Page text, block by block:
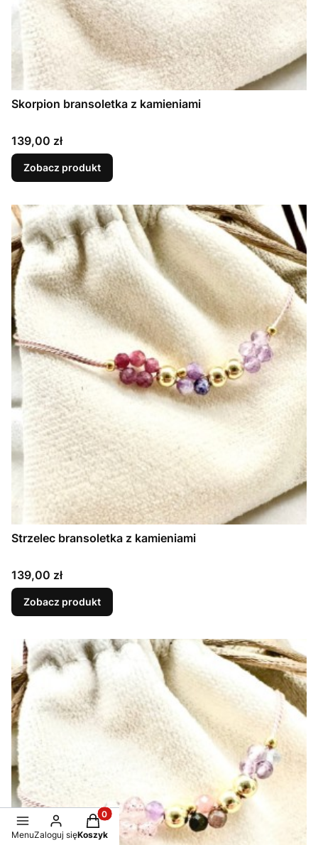
Skorpion bransoletka z kamieniami
Cena
139,00 zł
Zobacz produkt
Strzelec bransoletka z kamieniami
Cena
139,00 zł
Zobacz produkt
MenuZaloguj się
Produkty w koszyku: 0. Zobacz szczegóły
Koszyk